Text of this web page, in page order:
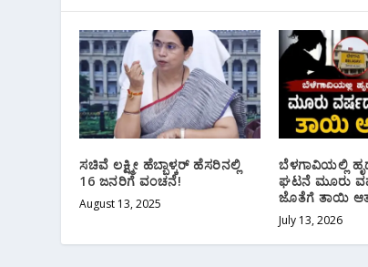
ಸಚಿವೆ ಲಕ್ಷ್ಮೀ ಹೆಬ್ಬಾಳ್ಕರ್ ಹೆಸರಿನಲ್ಲಿ
16 ಜನರಿಗೆ ವಂಚನೆ!
August 13, 2025
ಬೆಳಗಾವಿಯಲ್ಲಿ
ಘಟನೆ ಮೂರು
ಜೊತೆಗೆ ತಾಯಿ
July 13, 2026